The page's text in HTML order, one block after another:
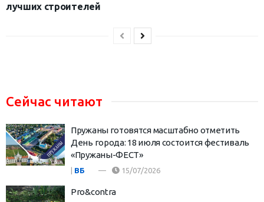
лучших строителей
Сейчас читают
Пружаны готовятся масштабно отметить
День города: 18 июля состоится фестиваль
«Пружаны-ФЕСТ»
| ВБ 15/07/2026
Pro&contra